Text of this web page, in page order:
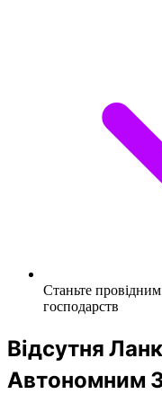
Станьте провідним
господарств
Відсутня
Автономним